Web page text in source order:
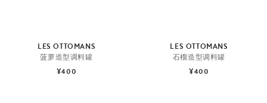
LES OTTOMANS
菠萝造型调料罐
¥400
LES OTTOMANS
石榴造型调料罐
¥400